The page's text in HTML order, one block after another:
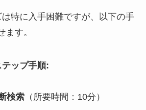
特に入手困難ですが、以下の手
ます。
ップ手順:
検索 （所要時間：10分）